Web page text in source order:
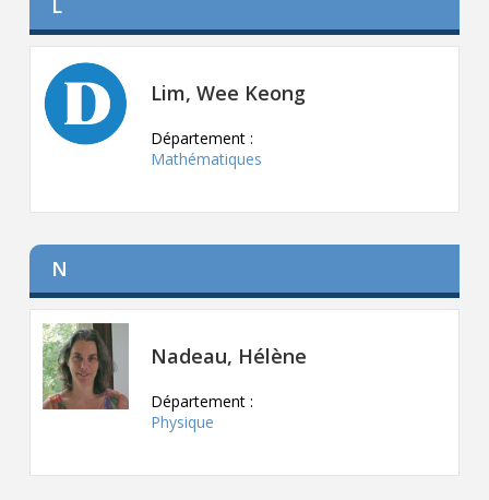
L
Lim, Wee Keong
Département :
Mathématiques
N
Nadeau, Hélène
Département :
Physique
Contact
Liens
Menu principal